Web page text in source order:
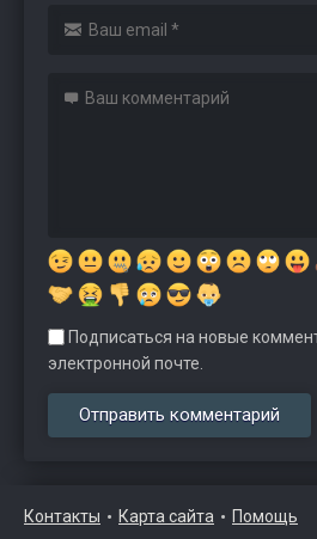
Подписаться на новые
электронной почте.
Контакты Карта сайта Помощь